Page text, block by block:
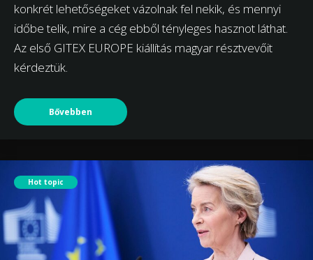
konkrét lehetőségeket vázolnak fel nekik, és mennyi
időbe telik, mire a cég ebből tényleges hasznot láthat.
Az első GITEX EUROPE kiállítás magyar résztvevőit
kérdeztük.
Bővebben
Hot topic